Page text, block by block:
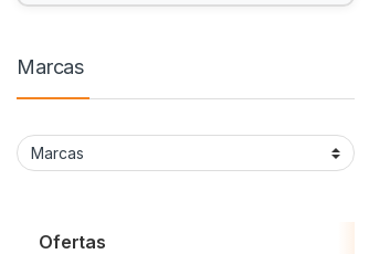
Marcas
Ofertas